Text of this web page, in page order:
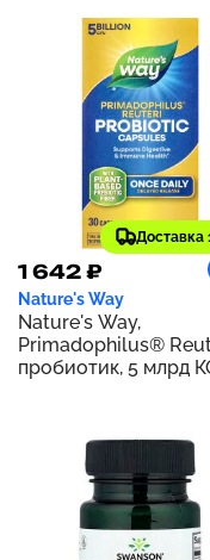
Доставка
1 642 ₽
Nature's Way
Nature's Way,
Primadophilus®
пробиотик, 5 млрд